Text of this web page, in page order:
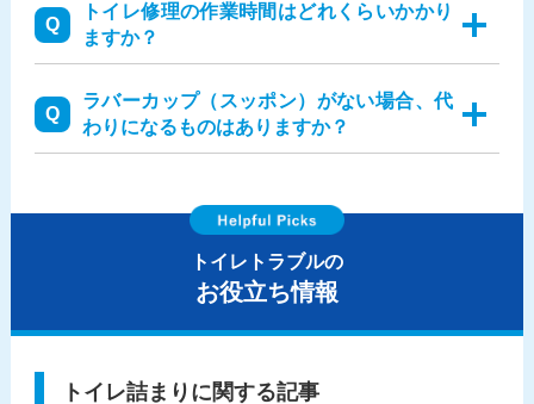
トイレ修理の作業時間はどれくらいかかり
ますか？
ラバーカップ（スッポン）がない場合、代
わりになるものはありますか？
トイレトラブルの
お役立ち情報
トイレ詰まりに関する記事